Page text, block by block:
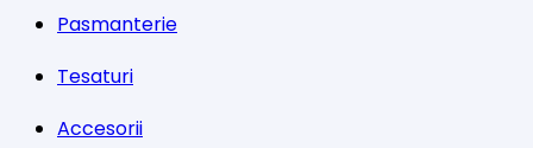
Pasmanterie
Tesaturi
Accesorii